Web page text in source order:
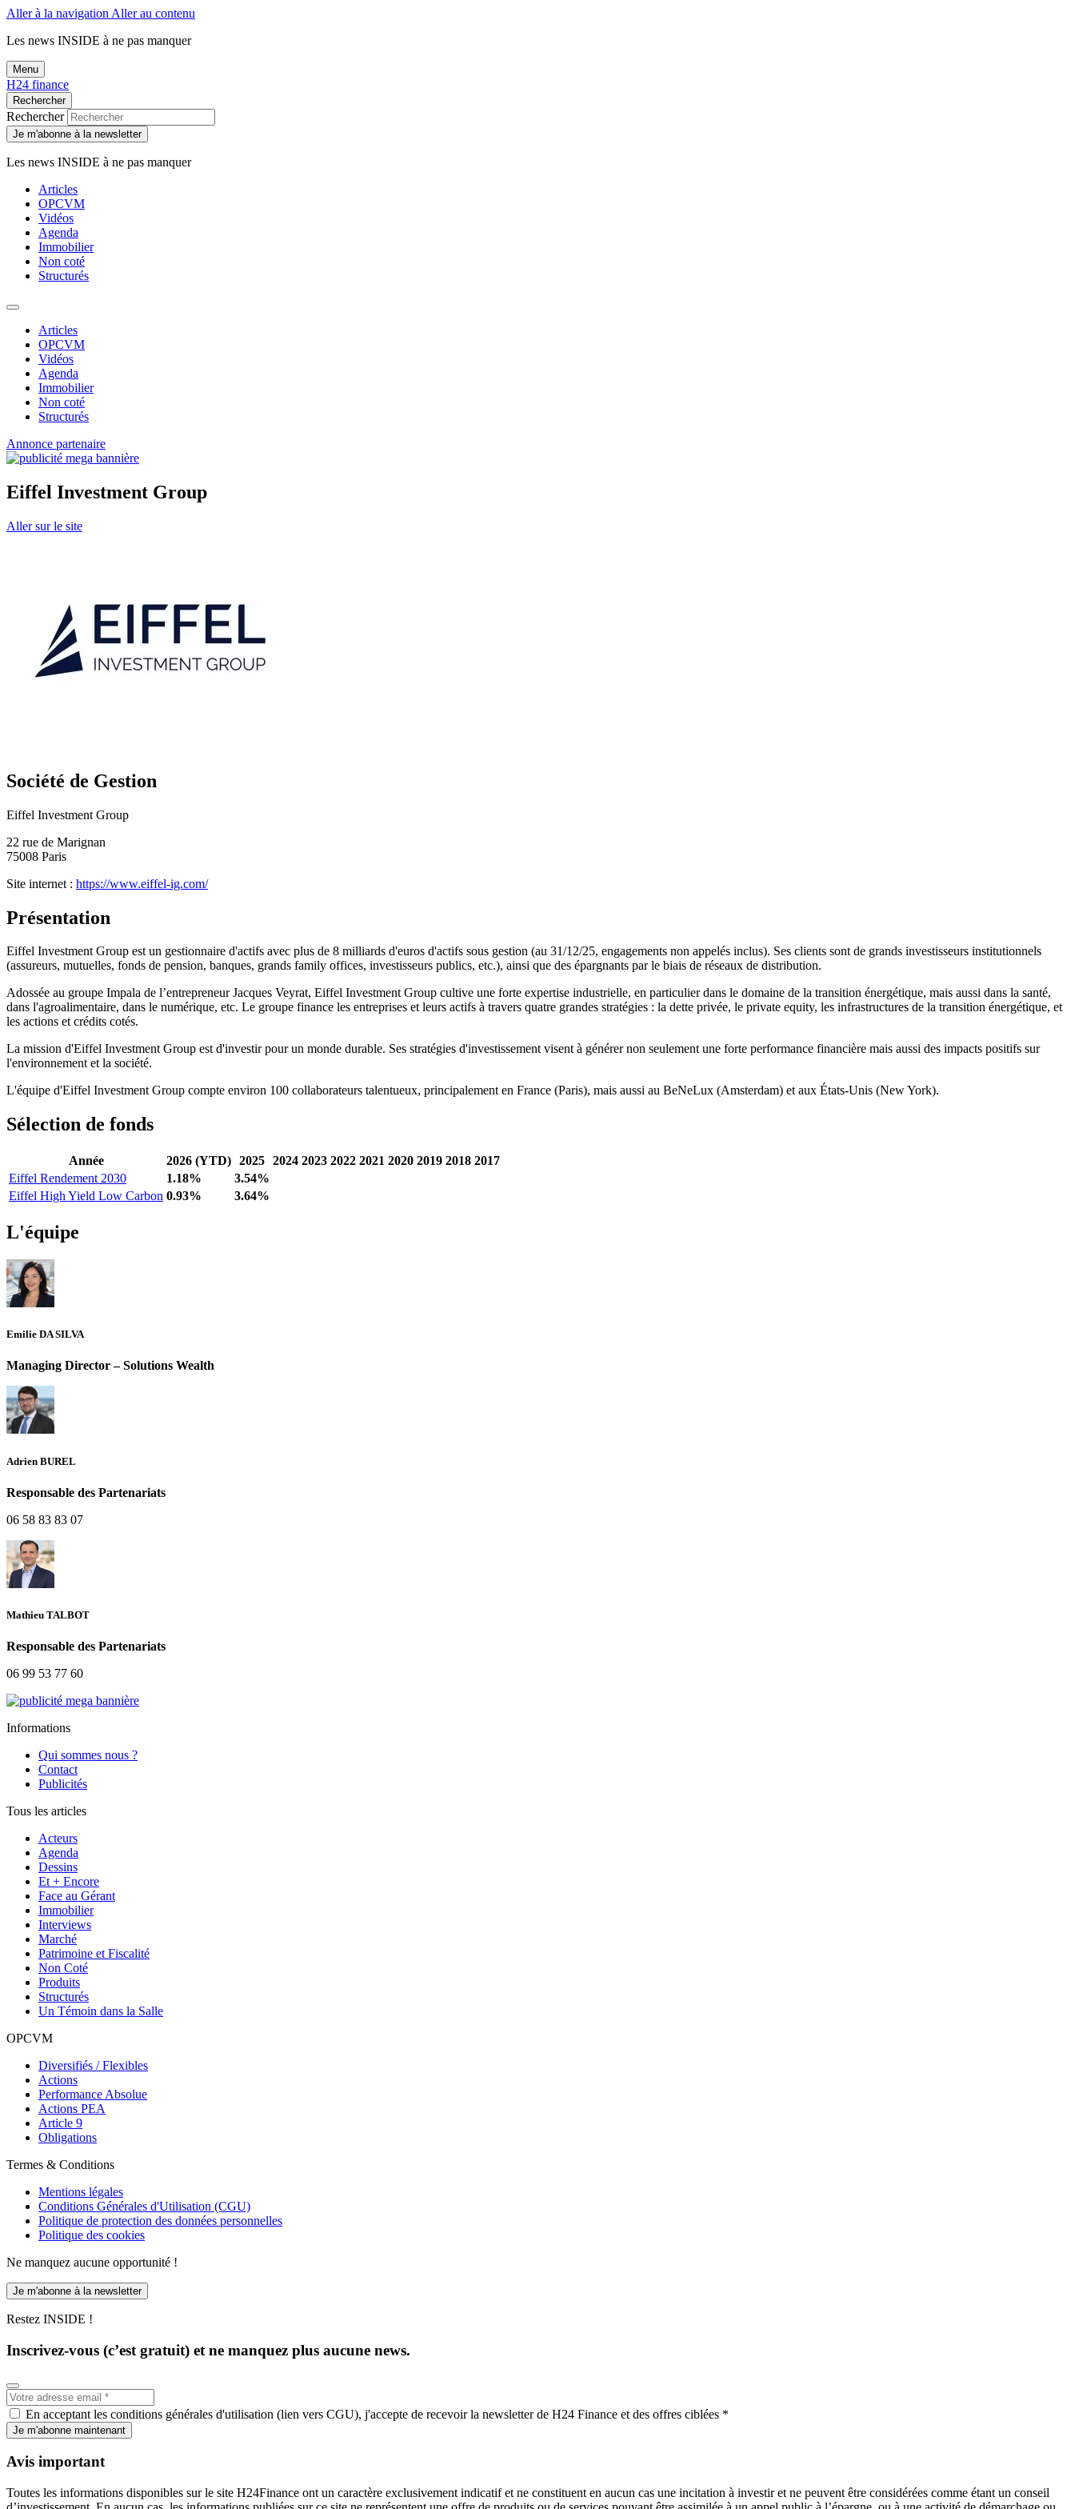
Aller à la navigation Aller au contenu
Les news INSIDE à ne pas manquer
Menu
H24 finance
Rechercher
Rechercher
Je m'abonne à la newsletter
Les news INSIDE à ne pas manquer
Articles
OPCVM
Vidéos
Agenda
Immobilier
Non coté
Structurés
Articles
OPCVM
Vidéos
Agenda
Immobilier
Non coté
Structurés
Annonce partenaire
Eiffel Investment Group
Aller sur le site
Société de Gestion
Eiffel Investment Group
22 rue de Marignan
75008 Paris
Site internet : https://www.eiffel-ig.com/
Présentation
Eiffel Investment Group est un gestionnaire d'actifs avec plus de 8 milliards d'euros d'actifs sous gestion (au 31/12/25, engagements non appelés inclus). Ses clients sont de grands investisseurs institutionnels
(assureurs, mutuelles, fonds de pension, banques, grands family offices, investisseurs publics, etc.), ainsi que des épargnants par le biais de réseaux de distribution.
Adossée au groupe Impala de l’entrepreneur Jacques Veyrat, Eiffel Investment Group cultive une forte expertise industrielle, en particulier dans le domaine de la transition énergétique, mais aussi dans la santé,
dans l'agroalimentaire, dans le numérique, etc. Le groupe finance les entreprises et leurs actifs à travers quatre grandes stratégies : la dette privée, le private equity, les infrastructures de la transition énergétique, et
les actions et crédits cotés.
La mission d'Eiffel Investment Group est d'investir pour un monde durable. Ses stratégies d'investissement visent à générer non seulement une forte performance financière mais aussi des impacts positifs sur
l'environnement et la société.
L'équipe d'Eiffel Investment Group compte environ 100 collaborateurs talentueux, principalement en France (Paris), mais aussi au BeNeLux (Amsterdam) et aux États-Unis (New York).
Sélection de fonds
Année 2026 (YTD) 2025 2024 2023 2022 2021 2020 2019 2018 2017
Eiffel Rendement 2030
1.18%
3.54%
Eiffel High Yield Low Carbon 0.93% 3.64%
L'équipe
Emilie DA SILVA
Managing Director – Solutions Wealth
Adrien BUREL
Responsable des Partenariats
06 58 83 83 07
Mathieu TALBOT
Responsable des Partenariats
06 99 53 77 60
Informations
Qui sommes nous ?
Contact
Publicités
Tous les articles
Acteurs
Agenda
Dessins
Et + Encore
Face au Gérant
Immobilier
Interviews
Marché
Patrimoine et Fiscalité
Non Coté
Produits
Structurés
Un Témoin dans la Salle
OPCVM
Diversifiés / Flexibles
Actions
Performance Absolue
Actions PEA
Article 9
Obligations
Termes & Conditions
Mentions légales
Conditions Générales d'Utilisation (CGU)
Politique de protection des données personnelles
Politique des cookies
Ne manquez aucune opportunité !
Je m'abonne à la newsletter
Restez INSIDE !
Inscrivez-vous (c’est gratuit) et ne manquez plus aucune news.
En acceptant les conditions générales d'utilisation (lien vers CGU), j'accepte de recevoir la newsletter de H24 Finance et des offres ciblées *
Je m'abonne maintenant
Avis important
Toutes les informations disponibles sur le site H24Finance ont un caractère exclusivement indicatif et ne constituent en aucun cas une incitation à investir et ne peuvent être considérées comme étant un conseil